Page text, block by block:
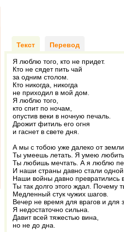
Текст Перевод
Я люблю того, кто не придет.
Кто не сядет пить чай
за одним столом.
Кто никогда, никогда
не приходил в мой дом.
Я люблю того,
кто спит по ночам,
опустив веки в ночную печаль.
Дрожит фитиль его огня
и гаснет в свете дня.
А мы с тобою уже далеко от
Ты умеешь летать. Я умею
Ты любишь мечтать. А я люблю
И наши страны давно стали
Наши войны давно превратились
Ты так долго этого ждал. Почему
Медленный стук чужих шагов.
Вечер не время для врагов и для
Я недостаточно сильна.
Давит всей тяжестью вина,
но не до дна.